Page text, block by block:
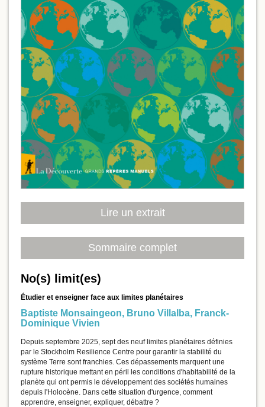
Lire un extrait
Sommaire complet
No(s) limit(es)
Étudier et enseigner face aux limites planétaires
Baptiste Monsaingeon, Bruno Villalba, Franck-
Dominique Vivien
Depuis septembre 2025, sept des neuf limites planétaires définies
par le Stockholm Resilience Centre pour garantir la stabilité du
système Terre sont franchies. Ces dépassements marquent une
rupture historique mettant en péril les conditions d'habitabilité de la
planète qui ont permis le développement des sociétés humaines
depuis l'Holocène. Dans cette situation d'urgence, comment
apprendre, enseigner, expliquer, débattre ?